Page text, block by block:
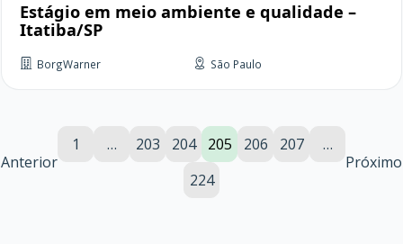
Estágio em meio ambiente e qualidade –
Itatiba/SP
BorgWarner São Paulo
Anterior
1 … 203 204 205 206 207
…
224
Próximo